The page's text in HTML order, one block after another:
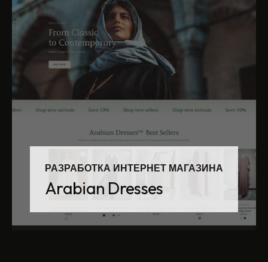
РАЗРАБОТКА ИНТЕРНЕТ МАГАЗИНА
Arabian Dresses